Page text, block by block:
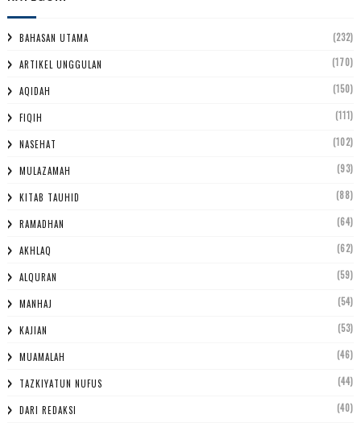
BAHASAN UTAMA (232)
ARTIKEL UNGGULAN (170)
AQIDAH (150)
FIQIH (111)
NASEHAT (102)
MULAZAMAH (93)
KITAB TAUHID (88)
RAMADHAN (64)
AKHLAQ (62)
ALQURAN (59)
MANHAJ (54)
KAJIAN (53)
MUAMALAH (46)
TAZKIYATUN NUFUS (44)
DARI REDAKSI (40)